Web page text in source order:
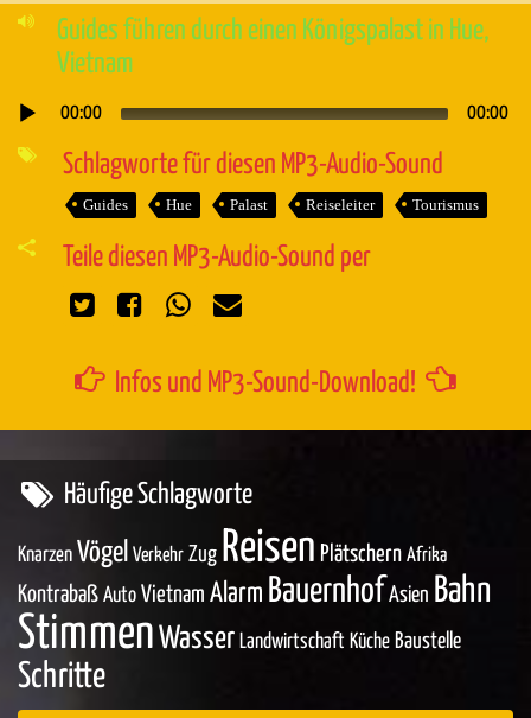
Guides führen durch einen Königspalast in Hue,
Vietnam
Audio-
00:00 00:00
Schlagworte für diesen MP3-Audio-Sound
Guides Hue Palast Reiseleiter Tourismus
Teile diesen MP3-Audio-Sound per
Infos und MP3-Sound-Download!
Häufige Schlagworte
Knarzen Vögel Verkehr Zug Reisen Plätschern Afrika
Kontrabaß Auto Vietnam Alarm Bauernhof Asien Bahn
StimmenWasser Landwirtschaft Küche Baustelle
Schritte